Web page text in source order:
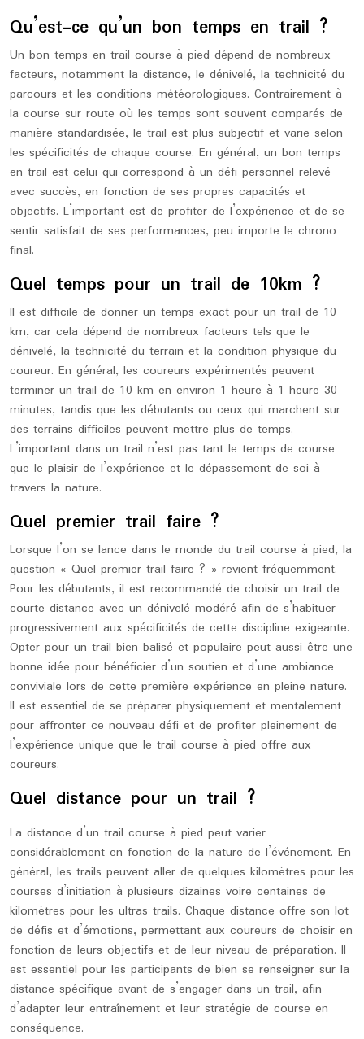
Qu’est-ce qu’un bon temps en trail ?
Un bon temps en trail course à pied dépend de nombreux
facteurs, notamment la distance, le dénivelé, la technicité du
parcours et les conditions météorologiques. Contrairement à
la course sur route où les temps sont souvent comparés de
manière standardisée, le trail est plus subjectif et varie selon
les spécificités de chaque course. En général, un bon temps
en trail est celui qui correspond à un défi personnel relevé
avec succès, en fonction de ses propres capacités et
objectifs. L’important est de profiter de l’expérience et de se
sentir satisfait de ses performances, peu importe le chrono
final.
Quel temps pour un trail de 10km ?
Il est difficile de donner un temps exact pour un trail de 10
km, car cela dépend de nombreux facteurs tels que le
dénivelé, la technicité du terrain et la condition physique du
coureur. En général, les coureurs expérimentés peuvent
terminer un trail de 10 km en environ 1 heure à 1 heure 30
minutes, tandis que les débutants ou ceux qui marchent sur
des terrains difficiles peuvent mettre plus de temps.
L’important dans un trail n’est pas tant le temps de course
que le plaisir de l’expérience et le dépassement de soi à
travers la nature.
Quel premier trail faire ?
Lorsque l’on se lance dans le monde du trail course à pied, la
question « Quel premier trail faire ? » revient fréquemment.
Pour les débutants, il est recommandé de choisir un trail de
courte distance avec un dénivelé modéré afin de s’habituer
progressivement aux spécificités de cette discipline exigeante.
Opter pour un trail bien balisé et populaire peut aussi être une
bonne idée pour bénéficier d’un soutien et d’une ambiance
conviviale lors de cette première expérience en pleine nature.
Il est essentiel de se préparer physiquement et mentalement
pour affronter ce nouveau défi et de profiter pleinement de
l’expérience unique que le trail course à pied offre aux
coureurs.
Quel distance pour un trail ?
La distance d’un trail course à pied peut varier
considérablement en fonction de la nature de l’événement. En
général, les trails peuvent aller de quelques kilomètres pour les
courses d’initiation à plusieurs dizaines voire centaines de
kilomètres pour les ultras trails. Chaque distance offre son lot
de défis et d’émotions, permettant aux coureurs de choisir en
fonction de leurs objectifs et de leur niveau de préparation. Il
est essentiel pour les participants de bien se renseigner sur la
distance spécifique avant de s’engager dans un trail, afin
d’adapter leur entraînement et leur stratégie de course en
conséquence.